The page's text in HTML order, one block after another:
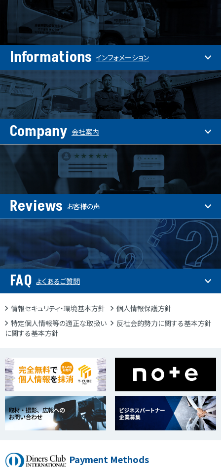
Informations インフォメーション
Company 会社案内
Reviews お客様の声
FAQ よくあるご質問
情報セキュリティ・環境基本方針
個人情報保護方針
特定個人情報等の適正な取扱い
に関する基本方針
反社会的勢力に関する基本方針
Payment Methods